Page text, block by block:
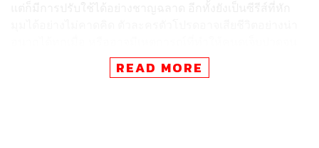
นอนไม่หลับ แต่ก็ปฏิเสธไม่ได้ว่าองค์ประกอบเหล่านี้คือ
‘เสน่ห์’ สำคัญที่ทำให้Game of Thronesเป็นซีรีส์ที่น่าติดตาม
READ MORE